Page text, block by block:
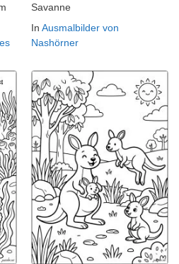
Savanne
In Ausmalbilder von
Nashörner